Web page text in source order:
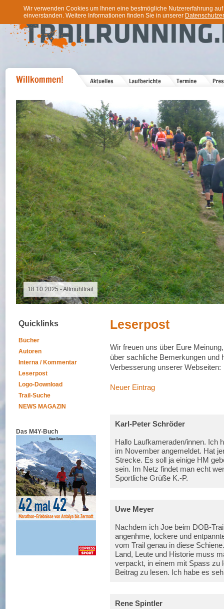
Wir verwenden Cookies um Ihnen eine bestmögliche Nutzererfahrung
einverstanden. Weitere Informationen finden Sie in unserer
07.08.2026 - Special Event
Quicklinks
Bücher
Autoren
Interna / Kommentar
Leserpost
Logo-Download
Trail-Suche
NEWS MAGAZIN
Das M4Y-Buch
Leserpost
Wir freuen uns über Eure
über sachliche Bemerkungen und
Verbesserung unserer Webseiten:
Neuer Eintrag
Karl-Peter Schröder
Hallo Laufkameraden/innen. Ich
im November angemeldet. Hat
Strecke. Es soll ja einige HM
sein. Im Netz findet man echt
Sportliche Grüße K.-P.
Uwe Meyer
Nachdem ich Joe beim DOB-
angenhme, lockere und
vom Trail genau in diese
Land, Leute und Historie muss
verpackt, in einem mit Spass zu
Beitrag zu lesen. Ich habe es
Rene Spintler